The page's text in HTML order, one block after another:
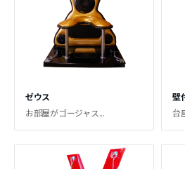
ゼウス
お部屋がゴージャス...
壁
台